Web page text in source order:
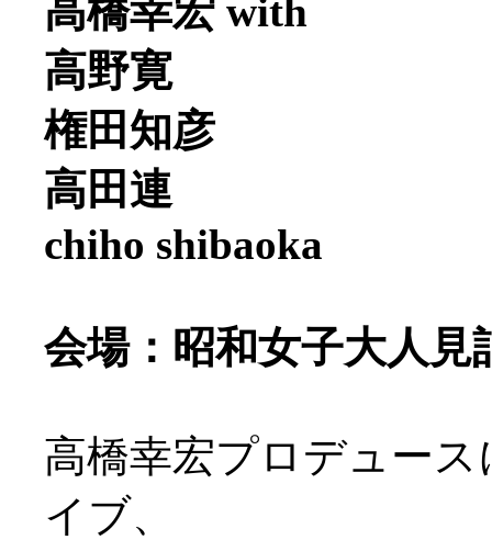
高橋幸宏 with
高野寛
権田知彦
高田連
chiho shibaoka
会場：昭和女子大人見
高橋幸宏プロデュー
イブ、